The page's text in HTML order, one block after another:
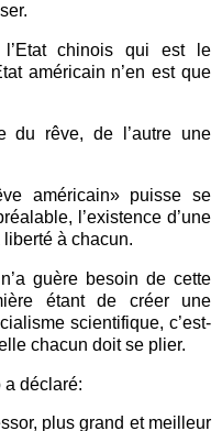
l’Etat chinois qui est le
américain n’en est que
du rêve, de l’autre une
américain» puisse se
l’existence d’une
à chacun.
guère besoin de cette
étant de créer une
scientifique, c’est-
chacun doit se plier.
a déclaré:
plus grand et meilleur